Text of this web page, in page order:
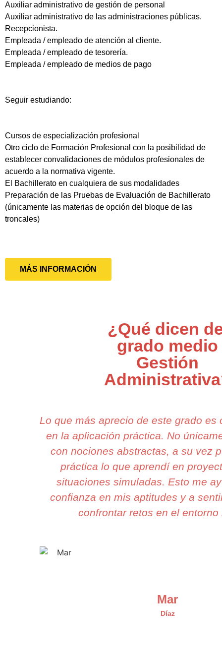
Auxiliar administrativo de gestión de personal
Auxiliar administrativo de las administraciones públicas.
Recepcionista.
Empleada / empleado de atención al cliente.
Empleada / empleado de tesorería.
Empleada / empleado de medios de pago
Seguir estudiando:
Cursos de especialización profesional
Otro ciclo de Formación Profesional con la posibilidad de
establecer convalidaciones de módulos profesionales de
acuerdo a la normativa vigente.
El Bachillerato en cualquiera de sus modalidades
Preparación de las Pruebas de Evaluación de Bachillerato
(únicamente las materias de opción del bloque de las
troncales)
MÁS INFORMACIÓN
¿Qué dicen
grado medio
Gestión
Lo que más aprecio de este grado es
en la aplicación práctica. No
con nociones abstractas, a su vez
práctica lo que aprendí en
situaciones simuladas. Esto me
confianza en mis aptitudes y a
confrontar retos en el entorno
Mar
Díaz